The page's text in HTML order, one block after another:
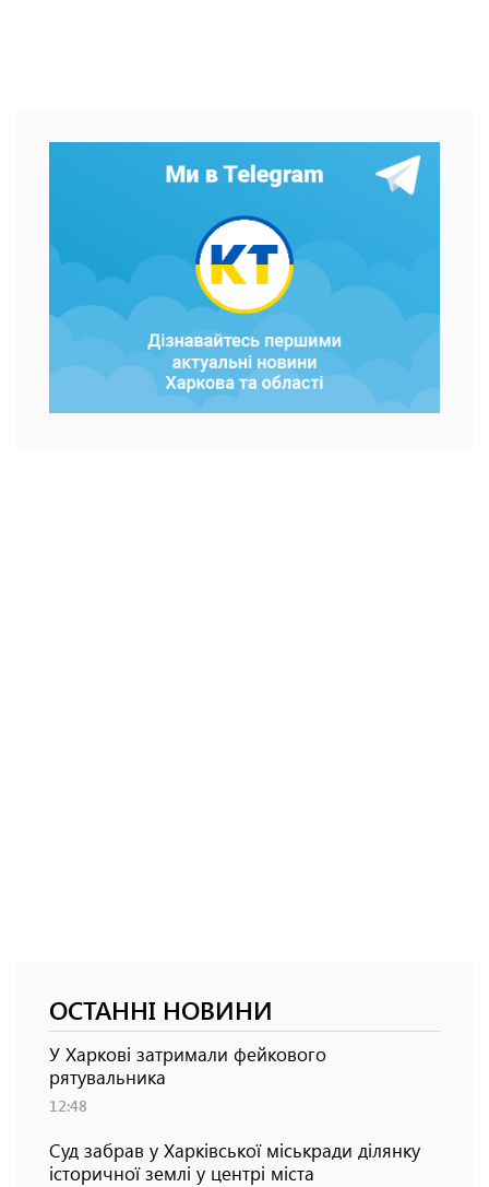
ОСТАННІ НОВИНИ
У Харкові затримали фейкового
рятувальника
12:48
Суд забрав у Харківської міськради ділянку
історичної землі у центрі міста